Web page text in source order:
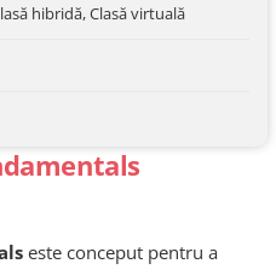
este conceput pentru a
hibridă, Clasă virtuală